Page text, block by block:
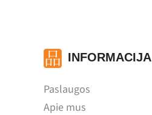
INFORMACIJA
Paslaugos
Apie mus